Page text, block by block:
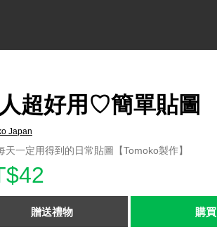
超好用♡簡單貼圖
Japan
天一定用得到的日常貼圖【Tomoko製作】
贈送禮物 購買